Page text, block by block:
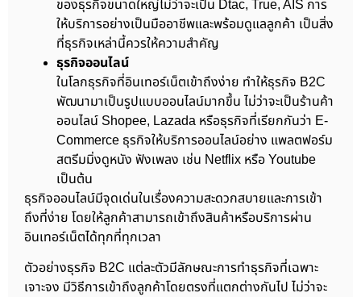
ของธุรกิจขนาดใหญ่ไม่ว่าจะเป็น Dtac, True, AIS การ
ให้บริการอย่างเป็นมืออาชีพและพร้อมดูแลลูกค้า เป็นสิ่ง
ที่ธุรกิจเหล่านี้ควรให้ความสำคัญ
ธุรกิจออนไลน์
ในโลกธุรกิจที่อินเทอร์เน็ตเข้าถึงง่าย ทำให้ธุรกิจ B2C
พัฒนามาเป็นรูปแบบออนไลน์มากขึ้น ไม่ว่าจะเป็นร้านค้า
ออนไลน์ Shopee, Lazada หรือธุรกิจที่เรียกกันว่า E-
Commerce ธุรกิจให้บริการออนไลน์อย่าง แพลตฟอร์ม
สตรีมมิ่งดูหนัง ฟังเพลง เช่น Netflix หรือ Youtube
เป็นต้น
ธุรกิจออนไลน์มีจุดเด่นในเรื่องความสะดวกสบายและการเข้า
ถึงที่ง่าย โดยให้ลูกค้าสามารถเข้าถึงสินค้าหรือบริการผ่าน
อินเทอร์เน็ตได้ทุกที่ทุกเวลา
ตัวอย่างธุรกิจ B2C แต่ละตัวมีลักษณะการทำธุรกิจที่เฉพาะ
เจาะจง มีวิธีการเข้าถึงลูกค้าโดยตรงที่แตกต่างกันไป ไม่ว่าจะ